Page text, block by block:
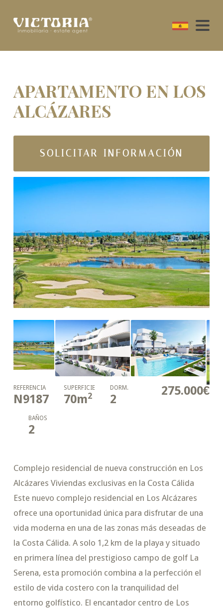
APARTAMENTO EN LOS
ALCÁZARES
SOLICITAR INFORMACIÓN
275.000€
REFERENCIA
N9187
SUPERFICIE
70m2
DORM.
2
BAÑOS
2
Complejo residencial de nueva construcción en Los
Alcázares Viviendas exclusivas en la Costa Cálida
Este nuevo complejo residencial en Los Alcázares
ofrece una oportunidad única para disfrutar de una
vida moderna en una de las zonas más deseadas de
la Costa Cálida. A solo 1,2 km de la playa y situado
en primera línea del prestigioso campo de golf La
Serena, esta promoción combina a la perfección el
estilo de vida costero con la tranquilidad del
entorno golfístico. El encantador centro de Los